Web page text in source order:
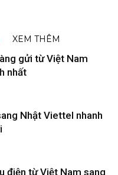
XEM THÊM
gửi từ Việt Nam
nhất
Nhật Viettel nhanh
điện từ Việt Nam sang